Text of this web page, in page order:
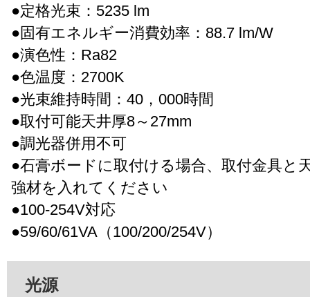
●定格光束：5235 lm
●固有エネルギー消費効率：88.7 lm/W
●演色性：Ra82
●色温度：2700K
●光束維持時間：40，000時間
●取付可能天井厚8～27mm
●調光器併用不可
●石膏ボードに取付ける場合、取付金具と
強材を入れてください
●100-254V対応
●59/60/61VA（100/200/254V）
光源